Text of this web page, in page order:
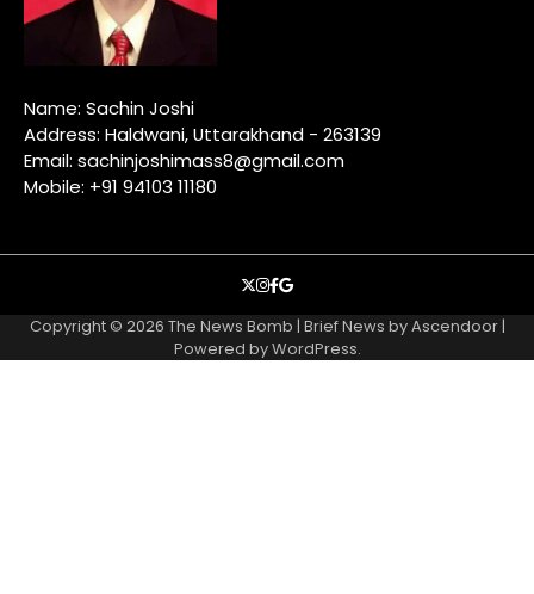
Name: Sachin Joshi
Address: Haldwani, Uttarakhand - 263139
Email: sachinjoshimass8@gmail.com
Mobile: +91 94103 11180
Xinstagram
facebook
google
Copyright © 2026 The News Bomb | Brief News byAscendoor|
Powered byWordPress.